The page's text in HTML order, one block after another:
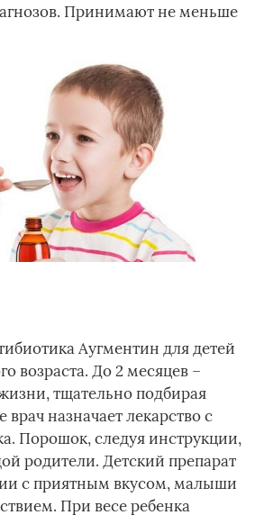
Принимают не меньше
Аугментин для детей
возраста. До 2 месяцев –
тщательно подбирая
врач назначает лекарство с
Порошок, следуя инструкции,
родители. Детский препарат
с приятным вкусом, малыши
При весе ребенка